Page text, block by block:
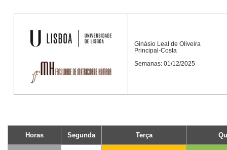
Ginásio Leal de Oliveira
Principal-Costa
Semanas: 01/12/2025
Horas Segunda Terça